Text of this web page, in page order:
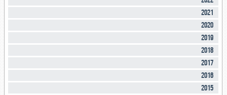
2021
2020
2019
2018
2017
2016
2015